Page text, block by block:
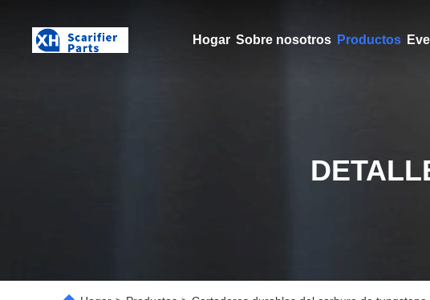
Hogar Sobre nosotros Productos